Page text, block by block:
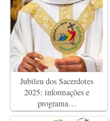
Jubileu dos Sacerdotes
2025: informações e
programa…